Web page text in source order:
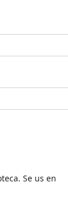
Se us en